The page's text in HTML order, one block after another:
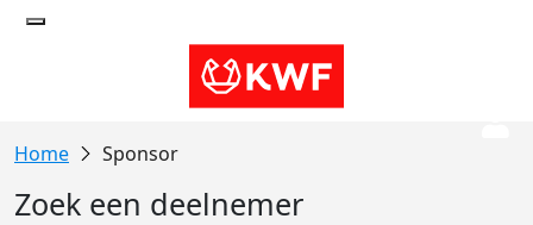
Sponsor
Zoek een deelnemer